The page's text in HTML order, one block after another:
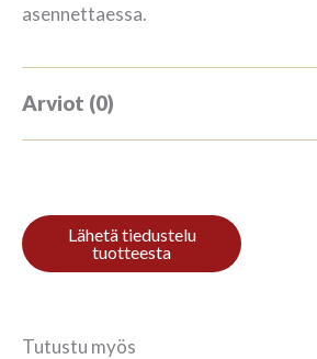
asennettaessa.
Arviot (0)
Kirjoita ensimmäinen arvio
Tutustu myös